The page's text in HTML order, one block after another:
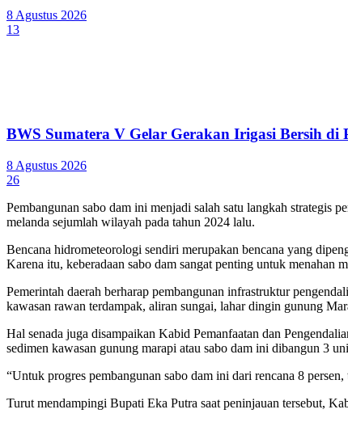
8 Agustus 2026
13
BWS Sumatera V Gelar Gerakan Irigasi Bersih di
8 Agustus 2026
26
Pembangunan sabo dam ini menjadi salah satu langkah strategis
melanda sejumlah wilayah pada tahun 2024 lalu.
Bencana hidrometeorologi sendiri merupakan bencana yang
Karena itu, keberadaan sabo dam sangat penting untuk menahan
Pemerintah daerah berharap pembangunan infrastruktur
kawasan rawan terdampak, aliran sungai, lahar dingin gunung
Hal senada juga disampaikan Kabid Pemanfaatan dan
sedimen kawasan gunung marapi atau sabo dam ini dibangun 3
“Untuk progres pembangunan sabo dam ini dari rencana 8
Turut mendampingi Bupati Eka Putra saat peninjauan tersebut,